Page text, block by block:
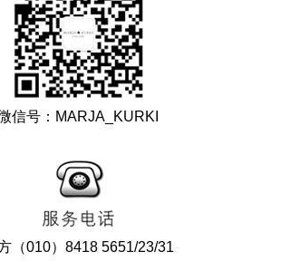
信号：MARJA_KURKI
（010）8418 5651/23/31